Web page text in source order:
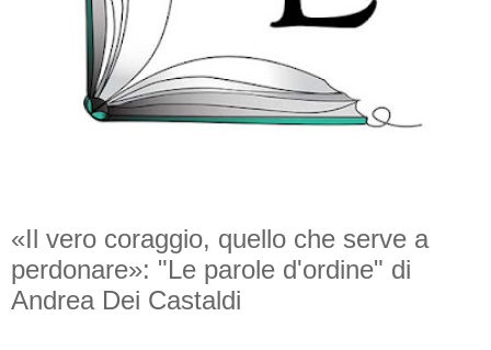
«Il vero coraggio, quello che serve a
perdonare»: "Le parole d'ordine" di
Andrea Dei Castaldi